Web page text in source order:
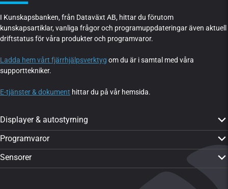
I Kunskapsbanken, från Dataväxt AB, hittar du förutom
kunskapsartiklar, vanliga frågor och programuppdateringar även aktuell
driftstatus för våra produkter och programvaror.
Ladda hem vårt fjärrhjälpsverktyg om du är i samtal med våra
supporttekniker.
E-tjänster & dokument hittar du på vår hemsida.
Displayer & autostyrning
PTx Trimble GFX-350
PTx Trimble GFX-1060
Programvaror
CropPLAN
Dataväxt-appen
Sensorer